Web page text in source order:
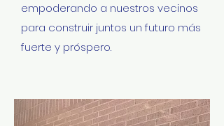
empoderando a nuestros vecinos
para construir juntos un futuro más
fuerte y próspero.